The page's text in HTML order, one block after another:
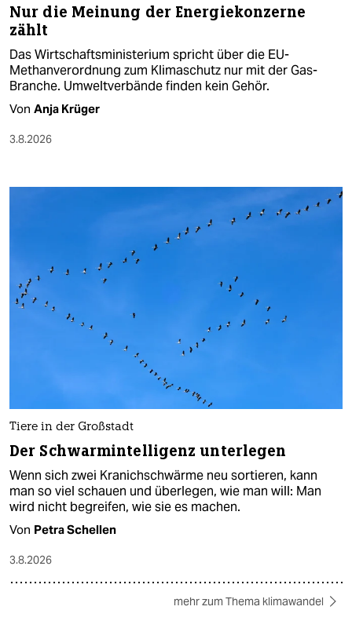
Nur die Meinung der Energiekonzerne
zählt
Das Wirtschaftsministerium spricht über die EU-
Methanverordnung zum Klimaschutz nur mit der Gas-
Branche. Umweltverbände finden kein Gehör.
Von Anja Krüger
3.8.2026
Tiere in der Großstadt
Der Schwarmintelligenz unterlegen
Wenn sich zwei Kranichschwärme neu sortieren, kann
man so viel schauen und überlegen, wie man will: Man
wird nicht begreifen, wie sie es machen.
Von Petra Schellen
3.8.2026
mehr zum Thema klimawandel